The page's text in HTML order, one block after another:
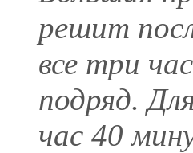
решит
все три
подряд.
час 40